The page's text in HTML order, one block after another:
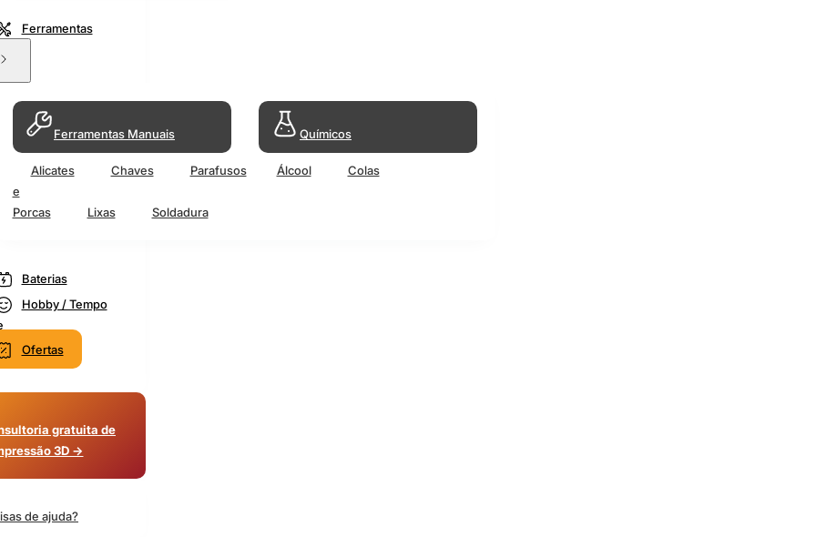
Ferramentas
Ferramentas Manuais
Alicates Chaves
Parafusos
e
Porcas
Lixas Soldadura
Químicos
Álcool Colas
Baterias
Hobby / Tempo
Ofertas
gratuita de
3D →
de ajuda?